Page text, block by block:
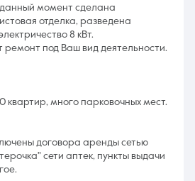
момент сделана
отделка, разведена
8 кВт.
ремонт под Ваш вид деятельности.
квартир, много парковочных мест.
договора аренды сетью
сети аптек, пункты выдачи